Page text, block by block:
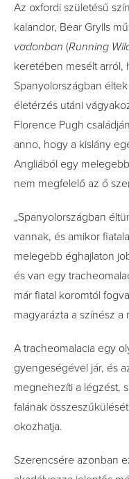
Az oxfordi születésű
kalandor, Bear Grylls
vadonban (Running
keretében mesélt
Spanyolországban
életérzés utáni
Florence Pugh
anno, hogy a kislány
Angliából egy
nem megfelelő az ő
„Spanyolországban
vannak, és amikor
melegebb éghajlaton
és van egy
már fiatal koromtól
magyarázta a színész a
A tracheomalacia egy
gyengeségével jár, és
megnehezíti a légzést,
falának
okozhatja.
Szerencsére azonban